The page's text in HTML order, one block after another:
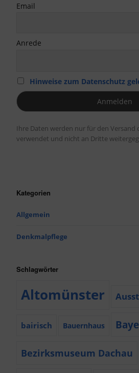
Email
Anrede
Hinweise zum Datenschutz
Ihre Daten werden nur für den Versand
verwendet und nicht an Dritte
Kategorien
Allgemein
Denkmalpflege
Schlagwörter
Altomünster
bairisch Bauernhaus
Bezirksmuseum Dachau